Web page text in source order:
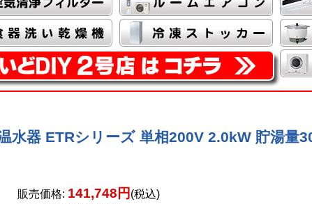
器 ETRシリーズ 単相200V 2.0kW 貯湯量
販売価格: 141,748円 (税込)